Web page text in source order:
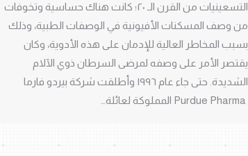
التسعينيات من القرن الـ ٢٠؛ كانت هناك حساسية وتخوفات
من وصف المسكنات الأفيونية في الوصفات الطبية، وذلك
بسبب المخاطر العالية للإدمان على هذه الأدوية، وكان
يقتصر الأمر على وصفه لمرضى السرطان ذوي الآلام
الشديدة. حتى جاء عام ١٩٩٦ وأطلقت شركة بيردو فارما